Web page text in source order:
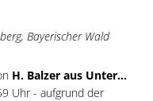
Bayerischer Wald
H. Balzer aus Unter...
Uhr - aufgrund der